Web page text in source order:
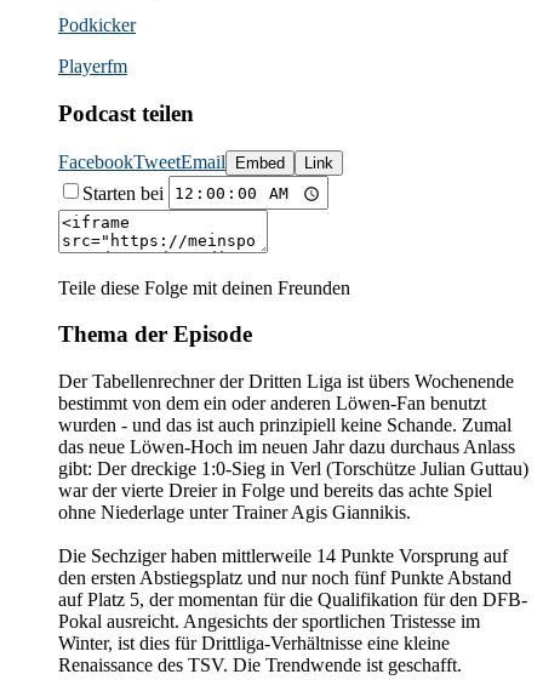
Podkicker
Playerfm
Podcast teilen
FacebookTweetEmail Embed Link
Starten bei
Teile diese Folge mit deinen Freunden
Thema der Episode
Der Tabellenrechner der Dritten Liga ist übers Wochenende
bestimmt von dem ein oder anderen Löwen-Fan benutzt
wurden - und das ist auch prinzipiell keine Schande. Zumal
das neue Löwen-Hoch im neuen Jahr dazu durchaus Anlass
gibt: Der dreckige 1:0-Sieg in Verl (Torschütze Julian Guttau)
war der vierte Dreier in Folge und bereits das achte Spiel
ohne Niederlage unter Trainer Agis Giannikis.
Die Sechziger haben mittlerweile 14 Punkte Vorsprung auf
den ersten Abstiegsplatz und nur noch fünf Punkte Abstand
auf Platz 5, der momentan für die Qualifikation für den DFB-
Pokal ausreicht. Angesichts der sportlichen Tristesse im
Winter, ist dies für Drittliga-Verhältnisse eine kleine
Renaissance des TSV. Die Trendwende ist geschafft.